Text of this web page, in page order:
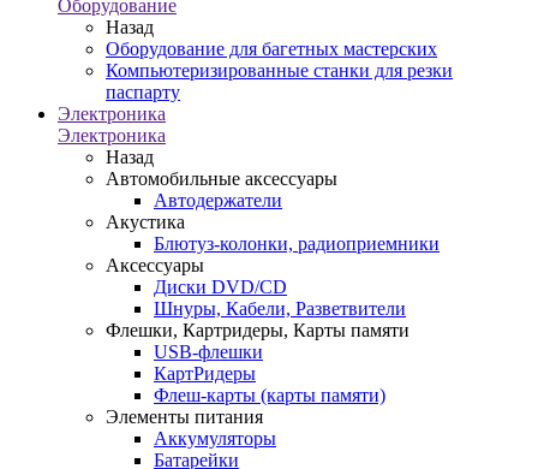
Оборудование
Назад
Оборудование для багетных мастерских
Компьютеризированные станки для резки
паспарту
Электроника
Электроника
Назад
Автомобильные аксессуары
Автодержатели
Акустика
Блютуз-колонки, радиоприемники
Аксессуары
Диски DVD/CD
Шнуры, Кабели, Разветвители
Флешки, Картридеры, Карты памяти
USB-флешки
КартРидеры
Флеш-карты (карты памяти)
Элементы питания
Аккумуляторы
Батарейки